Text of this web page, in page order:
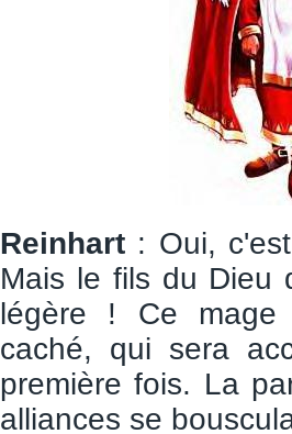
Reinhart : Oui,
Mais le fils du Dieu
légère ! Ce mage
caché, qui sera
première fois. La
alliances se